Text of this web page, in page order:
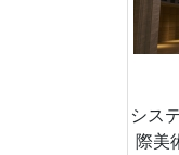
シス
際美